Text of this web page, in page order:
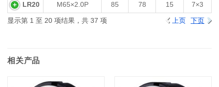
LR20 M65×2.0P 85 78 15 7×3
显示第 1 至 20 项结果，共 37 项 上页 下页
相关产品